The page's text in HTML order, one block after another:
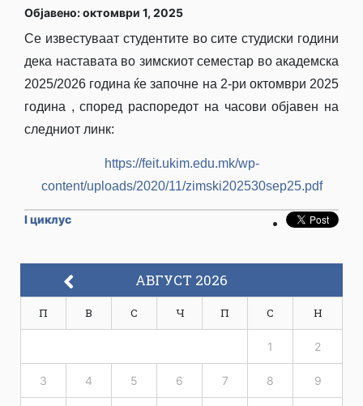
Објавено: октомври 1, 2025
Се известуваат студентите во сите студиски години
дека наставата во зимскиот семестар во академска
2025/2026 година ќе започне на 2-ри октомври 2025
година , според распоредот на часови објавен на
следниот линк:
https://feit.ukim.edu.mk/wp-
content/uploads/2020/11/zimski202530sep25.pdf
I циклус
АВГУСТ 2026
П В С Ч П С Н
1 2
3 4 5 6 7 8 9